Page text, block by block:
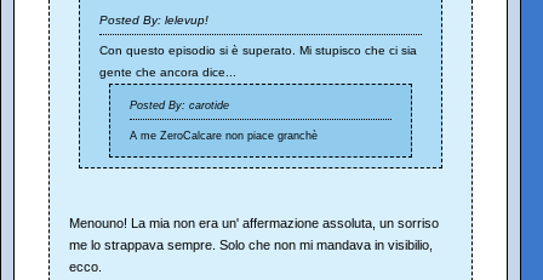
Posted By: lelevup!
Con questo episodio si è superato. Mi stupisco che ci sia
gente che ancora dice...
Posted By: carotide
A me ZeroCalcare non piace granchè
Menouno! La mia non era un' affermazione assoluta, un sorriso
me lo strappava sempre. Solo che non mi mandava in visibilio,
ecco.